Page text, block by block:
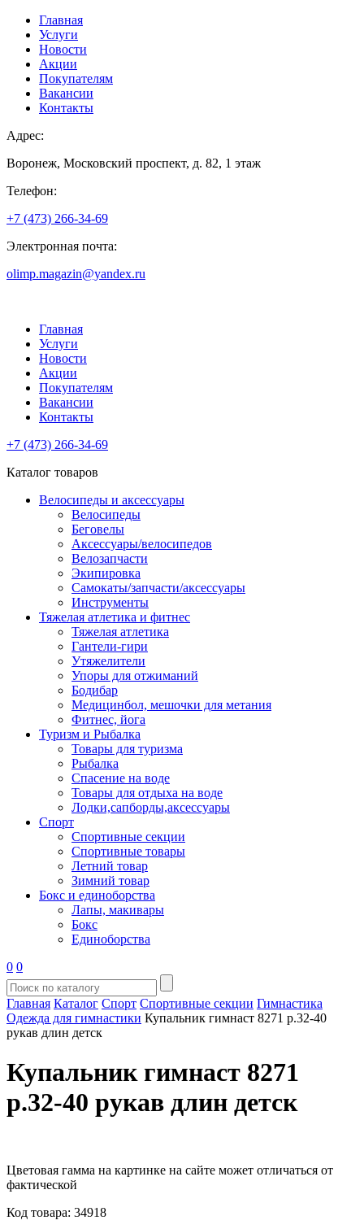
Главная
Услуги
Новости
Акции
Покупателям
Вакансии
Контакты
Адрес:
Воронеж, Московский проспект, д. 82, 1 этаж
Телефон:
+7 (473) 266-34-69
Электронная почта:
olimp.magazin@yandex.ru
Главная
Услуги
Новости
Акции
Покупателям
Вакансии
Контакты
+7 (473) 266-34-69
Каталог товаров
Велосипеды и аксессуары
Велосипеды
Беговелы
Аксессуары/велосипедов
Велозапчасти
Экипировка
Самокаты/запчасти/аксессуары
Инструменты
Тяжелая атлетика и фитнес
Тяжелая атлетика
Гантели-гири
Утяжелители
Упоры для отжиманий
Бодибар
Медицинбол, мешочки для метания
Фитнес, йога
Туризм и Рыбалка
Товары для туризма
Рыбалка
Спасение на воде
Товары для отдыха на воде
Лодки,сапборды,аксессуары
Спорт
Спортивные секции
Спортивные товары
Летний товар
Зимний товар
Бокс и единоборства
Лапы, макивары
Бокс
Единоборства
0 0
Главная Каталог Спорт Спортивные секции Гимнастика
Одежда для гимнастики Купальник гимнаст 8271 р.32-40
рукав длин детск
Купальник гимнаст 8271
р.32-40 рукав длин детск
Цветовая гамма на картинке на сайте может отличаться от
фактической
Код товара: 34918